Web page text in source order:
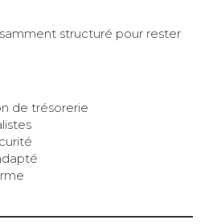
structuré pour rester
de trésorerie